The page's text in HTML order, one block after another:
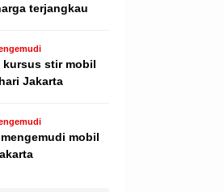
terjangkau
kursus stir mobil
Jakarta
mobil